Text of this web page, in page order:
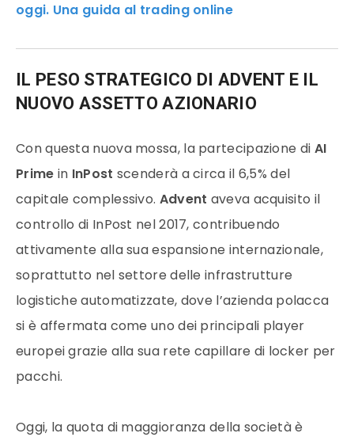
oggi. Una guida al trading online
IL PESO STRATEGICO DI ADVENT E IL
NUOVO ASSETTO AZIONARIO
Con questa nuova mossa, la partecipazione di AI
Prime in InPost scenderà a circa il 6,5% del
capitale complessivo. Advent aveva acquisito il
controllo di InPost nel 2017, contribuendo
attivamente alla sua espansione internazionale,
soprattutto nel settore delle infrastrutture
logistiche automatizzate, dove l’azienda polacca
si è affermata come uno dei principali player
europei grazie alla sua rete capillare di locker per
pacchi.
Oggi, la quota di maggioranza della società è